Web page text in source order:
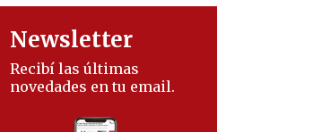
Newsletter
Recibí las últimas
novedades en tu email.